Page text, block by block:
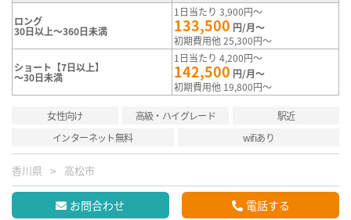
ロング
30日以上～360日未満
1日当たり 3,900円～
133,500 円/月～
初期費用他 25,300円～
ショート【7日以上】
～30日未満
1日当たり 4,200円～
142,500 円/月～
初期費用他 19,800円～
女性向け 高級・ハイグレード
駅近
インターネット無料
wifiあり
香川県 高松市
お問合わせ 電話する